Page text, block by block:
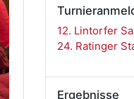
12. Lintorfer
24. Ratinger
Ergebnisse